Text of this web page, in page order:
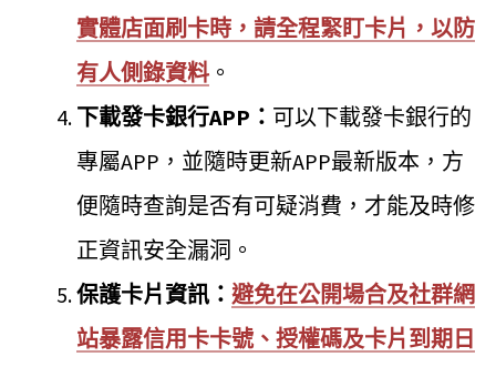
實體店面刷卡時，請全程緊盯卡片，以防
有人側錄資料 。
下載發卡銀行APP： 可以下載發卡銀行的
專屬APP，並隨時更新APP最新版本，方
便隨時查詢是否有可疑消費，才能及時修
正資訊安全漏洞。
保護卡片資訊：避免在公開場合及社群網
站暴露信用卡卡號、授權碼及卡片到期日